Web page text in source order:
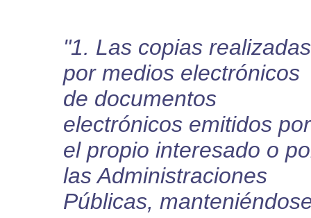
"1. Las copias realizadas
por medios electrónicos
de documentos
electrónicos emitidos por
el propio interesado o
las Administraciones
Públicas,